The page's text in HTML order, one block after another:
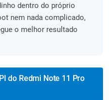
dentro do próprio
nem nada complicado,
o melhor resultado
do Redmi Note 11 Pro